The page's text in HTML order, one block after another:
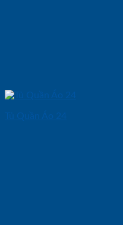
Tủ Quần Áo 24